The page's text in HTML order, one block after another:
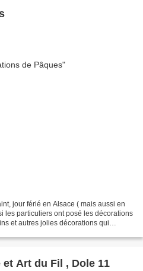
jour férié en Alsace ( mais aussi en
les particuliers ont posé les décorations
et autres jolies décorations qui
Art du Fil , Dole 11